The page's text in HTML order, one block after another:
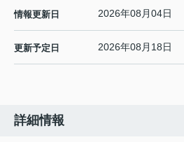
情報更新日 2026年08月04日
更新予定日 2026年08月18日
詳細情報